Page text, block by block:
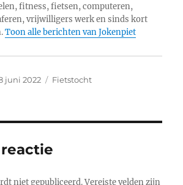
fitness, fietsen, computeren,
vrijwilligers werk en sinds kort
Toon alle berichten van Jokenpiet
juni 2022 Categorieën
Fietstocht
niet gepubliceerd. Vereiste velden zijn